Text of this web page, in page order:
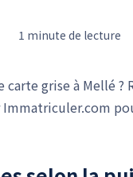
1 minute de lecture
grise à Mellé